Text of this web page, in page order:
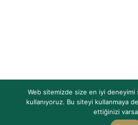
Web sitemizde size en iyi
kullanıyoruz. Bu siteyi kullanmaya
ettiğinizi